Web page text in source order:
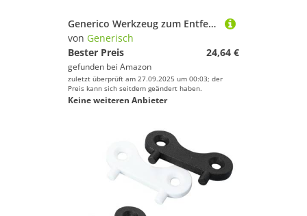
Generico Werkzeug zum Entfernen von Hindernissen – robustes Werkzeug, Zange aus Stahl zur Erholung von Ködern, Booten, Wasser, , Outdoor, Herren, Wandern, Camping
von Generisch
Bester Preis
24,64 €
gefunden bei Amazon
zuletzt überprüft am 27.09.2025 um 00:03; der
Preis kann sich seitdem geändert haben.
Keine weiteren Anbieter